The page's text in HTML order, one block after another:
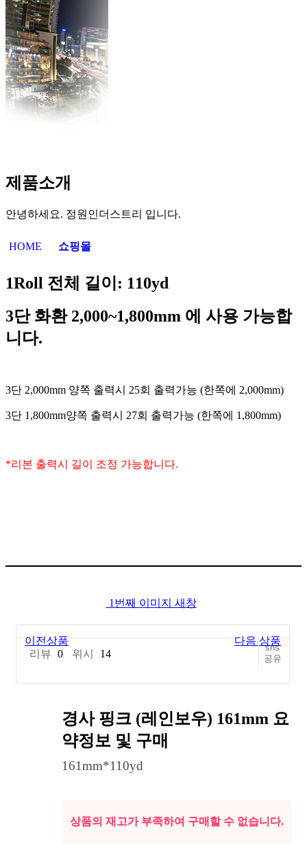
제품소개
안녕하세요. 정원인더스트리 입니다.
HOME 쇼핑몰
1Roll 전체 길이 : 110yd
3단 화환 2,000~1,800mm 에 사용 가능합
니다.
3단 2,000mm 양쪽 출력시 25회 출력가능 (한쪽에 2,000mm)
3단 1,800mm양쪽 출력시 27회 출력가능 (한쪽에 1,800mm)
*리본 출력시 길이 조정 가능합니다.
1번째 이미지 새창
이전상품
다음 상품
리뷰 0 위시 14
sns
공유
경사 핑크 (레인보우) 161mm 요
약정보 및 구매
161mm*110yd
상품의 재고가 부족하여 구매할 수 없습니다.